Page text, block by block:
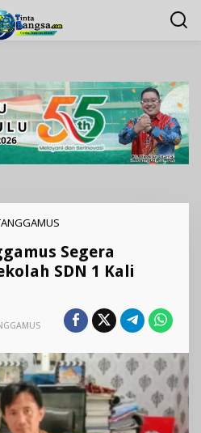
Segera
Panggil
Kepala
SDN
1
Miring
Kobar
Segera
SDN 1 Kali